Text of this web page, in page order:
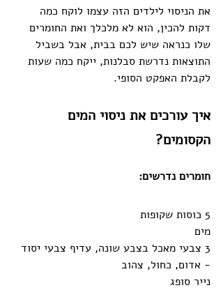
את הניסוי לילדים הזה עצמו לוקח כמה
דקות להכין, הוא לא מלכלך ואת החומרים
שלו כנראה שיש לכם בבית, אבל בשביל
התוצאות נדרשת סבלנות, ייקח כמה שעות
לקבלת האפקט הסופי.
איך עורכים את ניסוי המים
הקסומים?
חומרים נדרשים:
5 כוסות שקופות
מים
3 צבעי מאכל בצבע שונה, עדיף צבעי יסוד
- אדום, כחול, צהוב
נייר סופג